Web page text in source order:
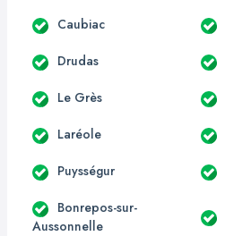
Caubiac
Drudas
Le Grès
Laréole
Puysségur
Bonrepos-sur-
Aussonnelle